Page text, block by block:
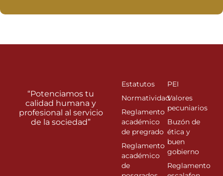
“Potenciamos tu
calidad humana y
profesional al servicio
de la sociedad”
Estatutos
Normatividad
Reglamento
académico
de pregrado
Reglamento
académico
de
PEI
Valores
pecuniarios
Buzón de
ética y
buen
gobierno
Reglamento